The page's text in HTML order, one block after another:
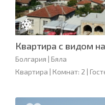
Квартира с видом
Болгария | Бяла
Квартира | Комнат: 2 |